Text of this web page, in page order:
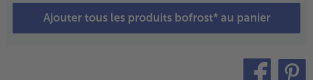
Ajouter tous les produits bofrost* au panier
à gratin.
en